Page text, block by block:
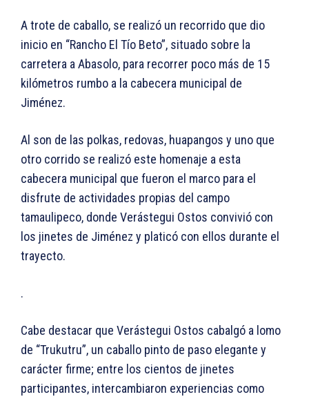
A trote de caballo, se realizó un recorrido que dio
inicio en “Rancho El Tío Beto”, situado sobre la
carretera a Abasolo, para recorrer poco más de 15
kilómetros rumbo a la cabecera municipal de
Jiménez.
Al son de las polkas, redovas, huapangos y uno que
otro corrido se realizó este homenaje a esta
cabecera municipal que fueron el marco para el
disfrute de actividades propias del campo
tamaulipeco, donde Verástegui Ostos convivió con
los jinetes de Jiménez y platicó con ellos durante el
trayecto.
.
Cabe destacar que Verástegui Ostos cabalgó a lomo
de “Trukutru”, un caballo pinto de paso elegante y
carácter firme; entre los cientos de jinetes
participantes, intercambiaron experiencias como